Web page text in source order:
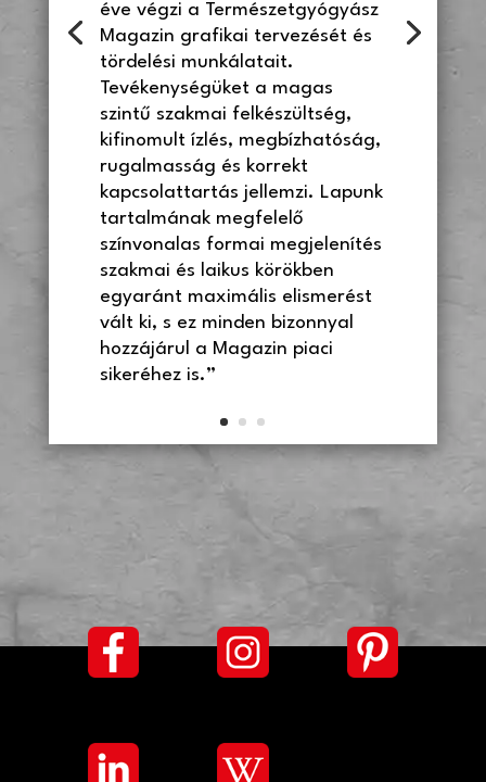
éve végzi a Természetgyógyász
Magazin grafikai tervezését és
tördelési munkálatait.
Tevékenységüket a magas
szintű szakmai felkészültség,
kifinomult ízlés, megbízhatóság,
rugalmasság és korrekt
kapcsolattartás jellemzi. Lapunk
tartalmának megfelelő
színvonalas formai megjelenítés
szakmai és laikus körökben
egyaránt maximális elismerést
vált ki, s ez minden bizonnyal
hozzájárul a Magazin piaci
sikeréhez is.”